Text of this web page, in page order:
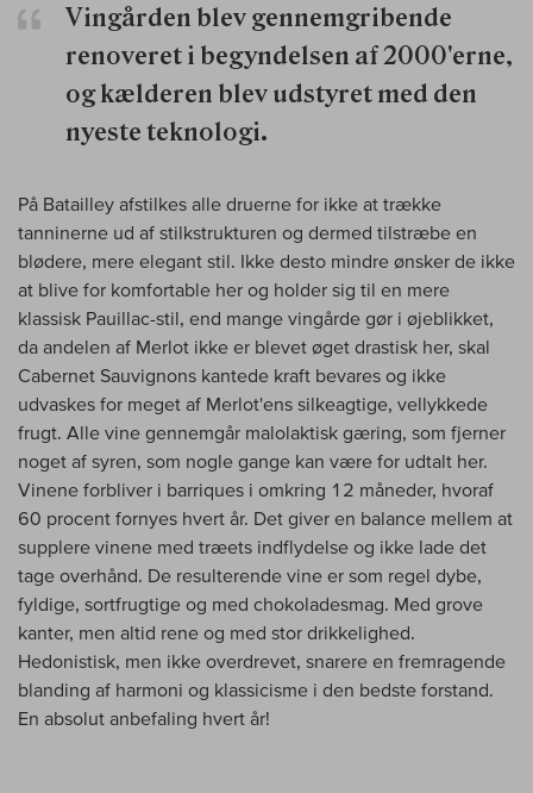
Vingården blev gennemgribende
renoveret i begyndelsen af 2000'erne,
og kælderen blev udstyret med den
nyeste teknologi.
På Batailley afstilkes alle druerne for ikke at trække
tanninerne ud af stilkstrukturen og dermed tilstræbe en
blødere, mere elegant stil. Ikke desto mindre ønsker de ikke
at blive for komfortable her og holder sig til en mere
klassisk Pauillac-stil, end mange vingårde gør i øjeblikket,
da andelen af Merlot ikke er blevet øget drastisk her, skal
Cabernet Sauvignons kantede kraft bevares og ikke
udvaskes for meget af Merlot'ens silkeagtige, vellykkede
frugt. Alle vine gennemgår malolaktisk gæring, som fjerner
noget af syren, som nogle gange kan være for udtalt her.
Vinene forbliver i barriques i omkring 12 måneder, hvoraf
60 procent fornyes hvert år. Det giver en balance mellem at
supplere vinene med træets indflydelse og ikke lade det
tage overhånd. De resulterende vine er som regel dybe,
fyldige, sortfrugtige og med chokoladesmag. Med grove
kanter, men altid rene og med stor drikkelighed.
Hedonistisk, men ikke overdrevet, snarere en fremragende
blanding af harmoni og klassicisme i den bedste forstand.
En absolut anbefaling hvert år!